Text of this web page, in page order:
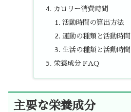
カロリー消費時間
活動時間の算出方法
運動の種類と活動時間
生活の種類と活動時間
栄養成分 FAQ
主要な栄養成分